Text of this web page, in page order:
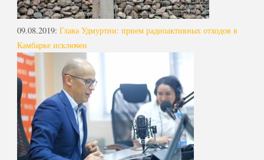
09.08.2019: Глава Удмуртии: прием радиоактивных отходов в
Камбарке исключен